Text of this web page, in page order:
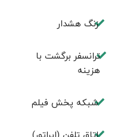
زنگ هشدار
ترانسفر برگشت با
هزینه
شبکه پخش فیلم